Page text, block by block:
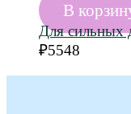
В
Для сильных
₽5548